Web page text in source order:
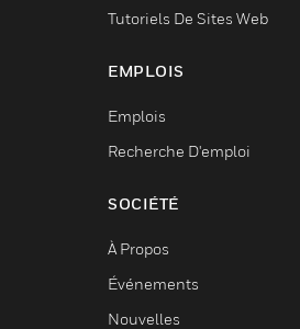
Tutoriels De Sites Web
EMPLOIS
Emplois
Recherche D'emploi
SOCIÉTÉ
À Propos
Événements
Nouvelles